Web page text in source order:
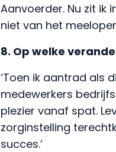
Aanvoerder. Nu zit ik
niet van het
8. Op welke
‘Toen ik aantrad als
medewerkers
plezier vanaf spat.
zorginstelling
succes.’